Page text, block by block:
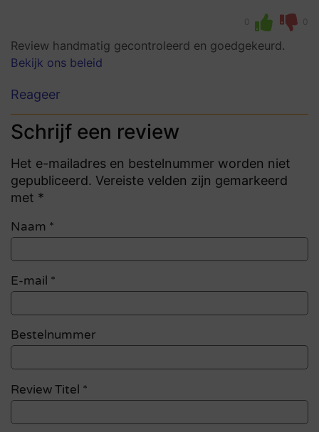
0 0
Review handmatig gecontroleerd en goedgekeurd.
Bekijk ons beleid
Reageer
Schrijf een review
Het e-mailadres en bestelnummer worden niet
gepubliceerd. Vereiste velden zijn gemarkeerd
met *
Naam *
E-mail *
Bestelnummer
Review Titel *